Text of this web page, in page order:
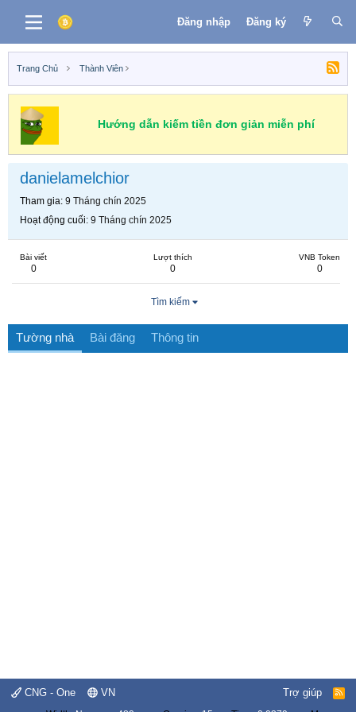
Đăng nhập Đăng ký
Trang Chủ Thành Viên
Hướng dẫn kiếm tiền đơn giản miễn phí
danielamelchior
Tham gia 9 Tháng chín 2025
Hoạt động cuối 9 Tháng chín 2025
Bài viết
0
Lượt thích
0
VNB Token
0
Tìm kiếm
Tường nhà Bài đăng Thông tin
CNG - One VN Trợ giúp
R